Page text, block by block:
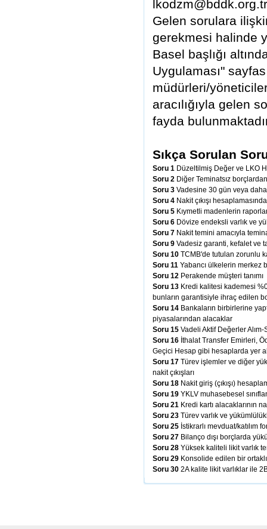
Gelen sorulara
gerekmesi halinde
Basel başlığı
Uygulaması"
müdürleri/
aracılığıyla gelen
fayda
Sıkça Sorulan
Soru 1 Düzeltilmiş Değer ve LKO
Soru 2 Diğer Teminatsız
Soru 3 Vadesine 30 gün veya
Soru 4 Nakit çıkışı
Soru 5 Kıymetli madenlerin
Soru 6 Dövize endeksli varlık ve
Soru 7 Nakit temini amacıyla
Soru 9 Vadesiz garanti, kefalet ve
Soru 10 TCMB'de tutulan zorunlu
Soru 11 Yabancı ülkelerin merkez
Soru 12 Perakende müşteri tanımı
Soru 13 Kredi kalitesi kademesi
bunların garantisiyle ihraç edilen
Soru 14 Bankaların birbirlerine
piyasalarından alacaklar
Soru 15 Vadeli Aktif Değerler Alım-
Soru 16 İthalat Transfer Emirleri,
Geçici Hesap gibi hesaplarda yer
Soru 17 Türev işlemler ve diğer
nakit çıkışları
Soru 18 Nakit giriş (çıkışı)
Soru 19 YKLV muhasebesel
Soru 21 Kredi kartı alacaklarının
Soru 23 Türev varlık ve
Soru 25 İstikrarlı mevduat/katılım
Soru 27 Bilanço dışı borçlarda
Soru 28 Yüksek kaliteli likit varlık
Soru 29 Konsolide edilen bir
Soru 30 2A kalite likit varlıklar ile